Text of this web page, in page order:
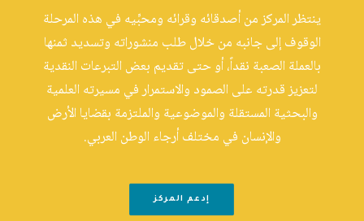
ينتظر المركز من أصدقائه وقرائه ومحبِّيه في هذه المرحلة
الوقوف إلى جانبه من خلال طلب منشوراته وتسديد ثمنها
بالعملة الصعبة نقداً، أو حتى تقديم بعض التبرعات النقدية
لتعزيز قدرته على الصمود والاستمرار في مسيرته العلمية
والبحثية المستقلة والموضوعية والملتزمة بقضايا الأرض
والإنسان في مختلف أرجاء الوطن العربي.
إدعم المركز